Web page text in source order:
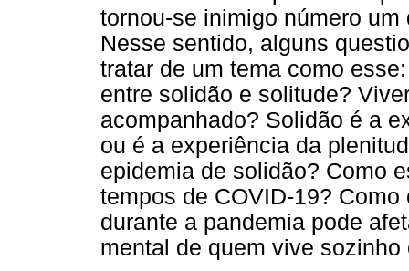
tornou-se inimigo número
Nesse sentido, alguns
tratar de um tema como
entre solidão e solitude?
acompanhado? Solidão é a
ou é a experiência da
epidemia de solidão? Como
tempos de COVID-19?
durante a pandemia pode
mental de quem vive sozinho